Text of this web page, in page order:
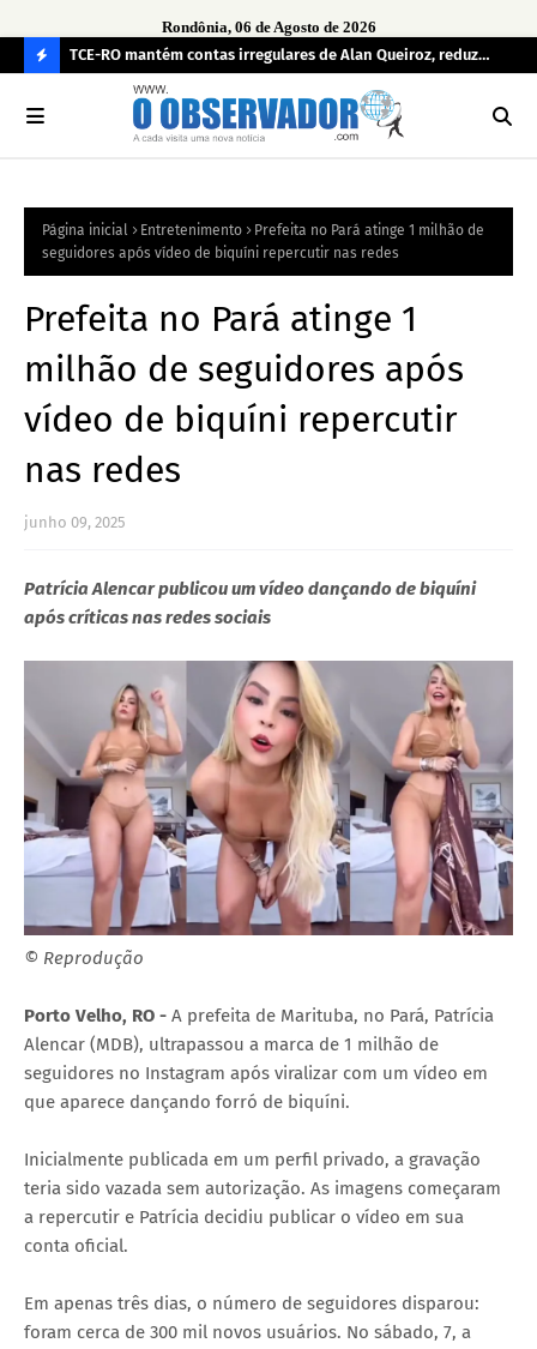
Rondônia, 06 de Agosto de 2026
O
R
TCE-RO mantém contas irregulares de Alan Queiroz, reduz
multa e caso pode gerar Inelegibilidade
Página inicial Entretenimento
Prefeita no Pará atinge 1 milhão de
seguidores após vídeo de biquíni repercutir nas redes
Prefeita no Pará atinge 1
milhão de seguidores após
vídeo de biquíni repercutir
nas redes
junho 09, 2025
Patrícia Alencar publicou um vídeo dançando de biquíni
após críticas nas redes sociais
© Reprodução
Porto Velho, RO - A prefeita de Marituba, no Pará, Patrícia
Alencar (MDB), ultrapassou a marca de 1 milhão de
seguidores no Instagram após viralizar com um vídeo em
que aparece dançando forró de biquíni.
Inicialmente publicada em um perfil privado, a gravação
teria sido vazada sem autorização. As imagens começaram
a repercutir e Patrícia decidiu publicar o vídeo em sua
conta oficial.
Em apenas três dias, o número de seguidores disparou:
foram cerca de 300 mil novos usuários. No sábado, 7, a